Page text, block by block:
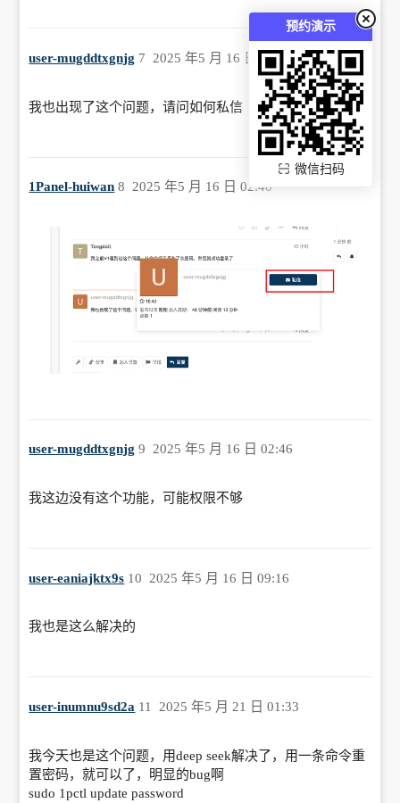
预约演示
微信扫码
user-mugddtxgnjg 2025 年5 月 16 日 02:40
7
我也出现了这个问题，请问如何私信
1Panel-huiwan 2025 年5 月 16 日 02:40
8
user-mugddtxgnjg 2025 年5 月 16 日 02:46
9
我这边没有这个功能，可能权限不够
user-eaniajktx9s 2025 年5 月 16 日 09:16
10
我也是这么解决的
user-inumnu9sd2a 2025 年5 月 21 日 01:33
11
我今天也是这个问题，用deep seek解决了，用一条命令重
置密码，就可以了，明显的bug啊
sudo 1pctl update password